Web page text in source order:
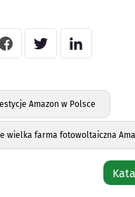
Amazon w Polsce
wielka farma fotowoltaiczna